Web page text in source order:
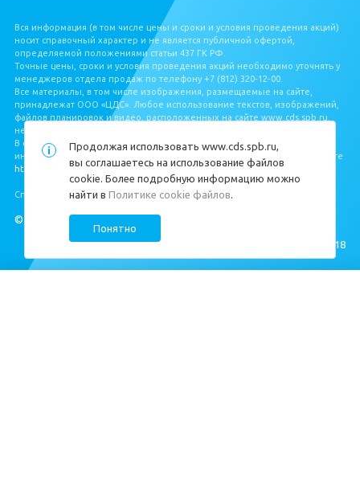
© ЦДС, 1999–2026
Вся информация (в том числе цены и сроки и условия проведения акций)
носит справочный характер и не является публичной офертой,
определяемой положениями статьи 437 ГК РФ.
Точные цены, сроки и условия проведения акций необходимо уточнять у
менеджеров отдела продаж по телефону +7 (812) 320‐12‐00.
Все материалы, в том числе изображения, размещаемые на сайте,
принадлежат ООО «ЦДС». Любое использование текстов, изображений,
файлов планировок и видео, расположенных на сайте www.cds.spb.ru,
не допускается без письменного разрешения ООО «ЦДС».
В соответствии с Федеральным законом от 30.12.2004 № 214‐ФЗ, полная
информация о застройщике и проекте строительства размещена на сайте
https://наш.дом.рф/.
Специальная оценка условий трудаhttps://cds.spb.ru/sout/
M18
Продолжая использовать www.cds.spb.ru,
вы соглашаетесь на использование файлов
cookie. Более подробную информацию можно
найти в Политике cookie файлов.
Понятно